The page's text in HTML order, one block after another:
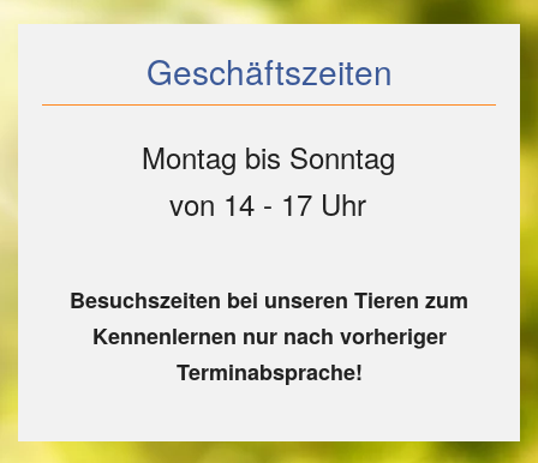
Geschäftszeiten
Montag bis Sonntag
von 14 - 17 Uhr
Besuchszeiten bei unseren Tieren zum
Kennenlernen nur nach vorheriger
Terminabsprache!